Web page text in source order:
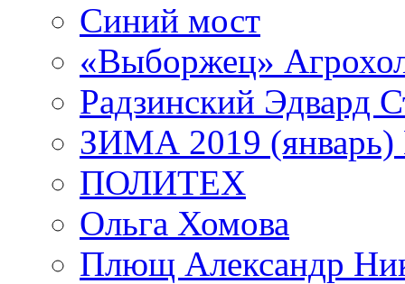
Синий мост
«Выборжец»
Радзинский Эдвард
ЗИМА 2019 (январь)
ПОЛИТЕХ
Ольга Хомова
Плющ Александр